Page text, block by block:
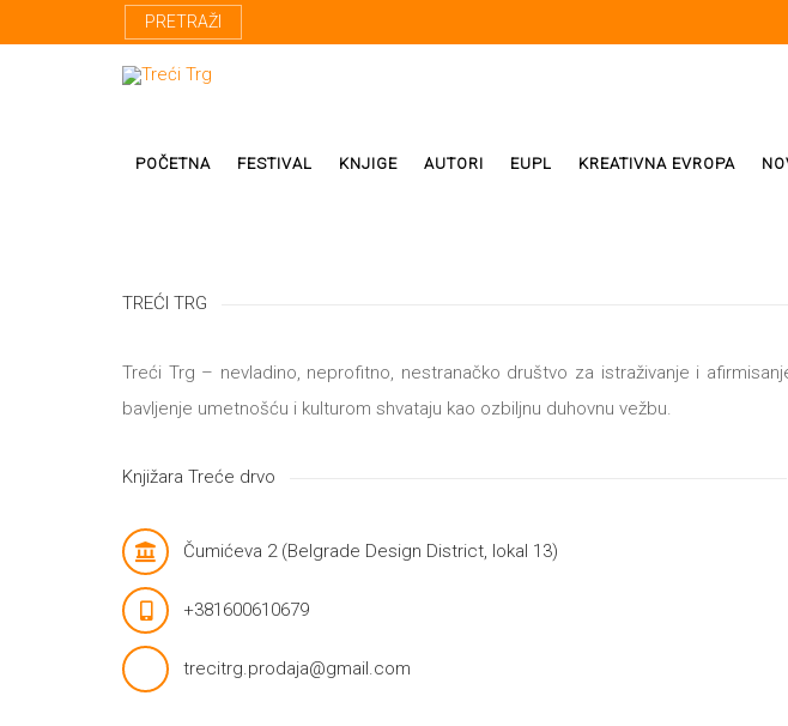
PRETRAŽI
POČETNA FESTIVAL KNJIGE
Drama
Esej
AUTORI
Prevodioci
Učesnici festivala
EUPL KREATIVNA EVROPA
TREĆI TRG
Treći Trg – nevladino, neprofitno, nestranačko društvo za istraživanje i
bavljenje umetnošću i kulturom shvataju kao ozbiljnu duhovnu vežbu.
Knjižara Treće drvo
Čumićeva 2 (Belgrade Design District, lokal 13)
+381600610679
trecitrg.prodaja@gmail.com